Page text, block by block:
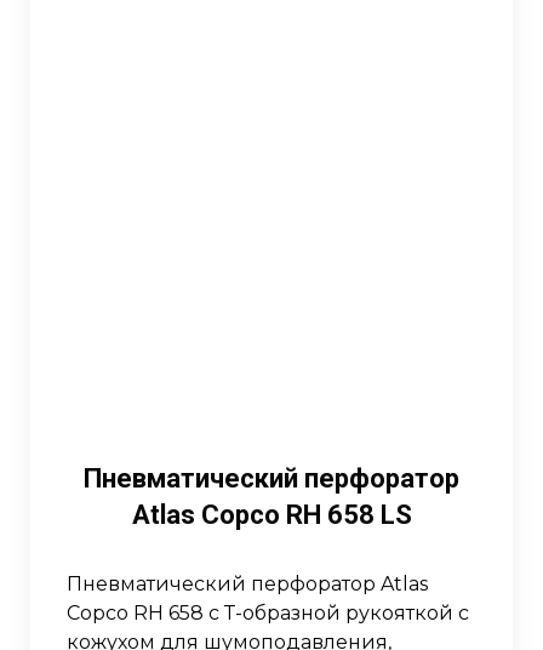
Пневматический перфоратор
Atlas Copco RH 658 LS
Пневматический перфоратор Atlas
Copco RH 658 с Т-образной рукояткой с
кожухом для шумоподавления,